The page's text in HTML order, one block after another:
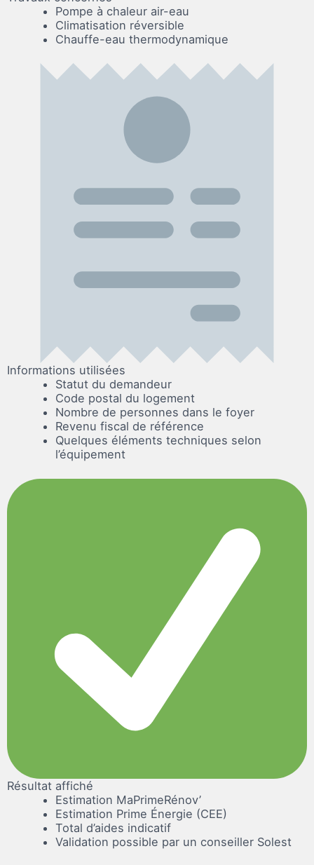
Pompe à chaleur air-eau
Climatisation réversible
Chauffe-eau thermodynamique
Informations utilisées
Statut du demandeur
Code postal du logement
Nombre de personnes dans le foyer
Revenu fiscal de référence
Quelques éléments techniques selon
l’équipement
Résultat affiché
Estimation MaPrimeRénov’
Estimation Prime Énergie (CEE)
Total d’aides indicatif
Validation possible par un conseiller Solest